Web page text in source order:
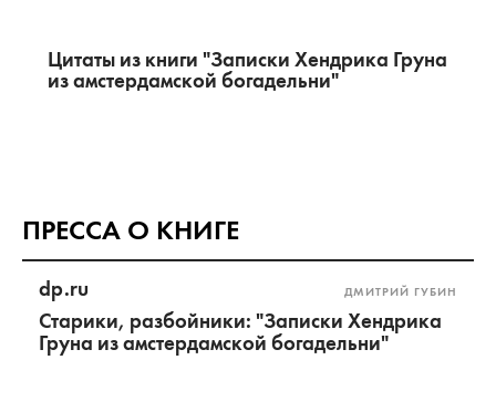
Цитаты из книги "Записки Хендрика Груна
из амстердамской богадельни"
ПРЕССА О КНИГЕ
dp.ru ДМИТРИЙ ГУБИН
Старики, разбойники: "Записки Хендрика
Груна из амстердамской богадельни"